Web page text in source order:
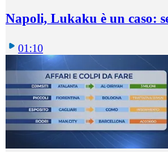
Napoli, Lukaku è un caso:
01:10